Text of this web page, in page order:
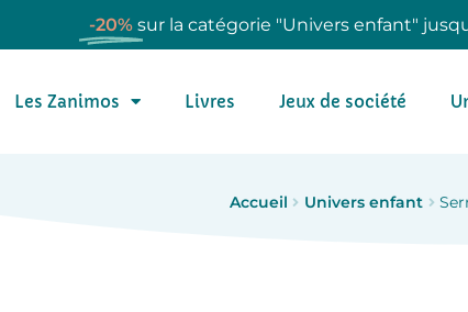
-20% sur la catégorie "Univers enfant"
Les Zanimos Livres Jeux de société
Accueil Univers enfant